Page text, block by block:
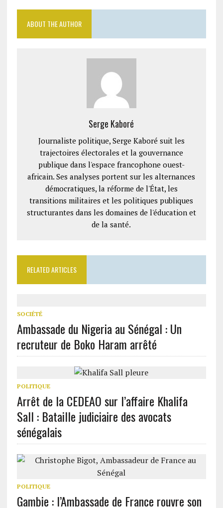
ABOUT THE AUTHOR
Serge Kaboré
Journaliste politique, Serge Kaboré suit les
trajectoires électorales et la gouvernance
publique dans l'espace francophone ouest-
africain. Ses analyses portent sur les alternances
démocratiques, la réforme de l'État, les
transitions militaires et les politiques publiques
structurantes dans les domaines de l'éducation et
de la santé.
RELATED ARTICLES
SOCIÉTÉ
Ambassade du Nigeria au Sénégal : Un
recruteur de Boko Haram arrêté
POLITIQUE
Arrêt de la CEDEAO sur l’affaire Khalifa
Sall : Bataille judiciaire des avocats
sénégalais
POLITIQUE
Gambie : l’Ambassade de France rouvre son